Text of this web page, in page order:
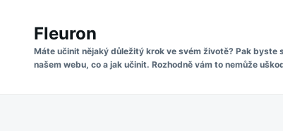
content
for:
Fleuron
Máte učinit nějaký důležitý krok ve svém životě? Pak byste
našem webu, co a jak učinit. Rozhodně vám to nemůže